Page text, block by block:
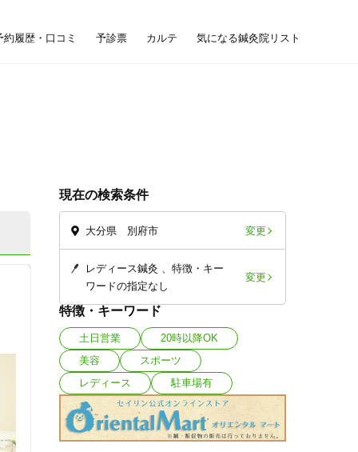
約履歴・口コミ 予診票 カルテ 気になる鍼灸院リスト
現在の検索条件
大分県 別府市 変更
レディース鍼灸
特徴・キー
ワードの指定なし
変更
特徴・キーワード
土日営業
20時以降OK
美容
スポーツ
レディース
駐車場有